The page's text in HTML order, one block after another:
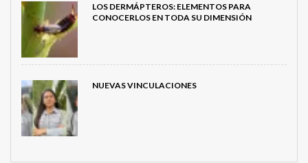
LOS DERMÁPTEROS: ELEMENTOS PARA
CONOCERLOS EN TODA SU DIMENSIÓN
NUEVAS VINCULACIONES